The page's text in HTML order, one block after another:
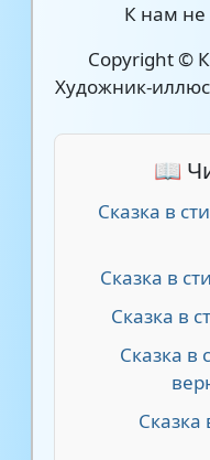
К нам не
Copyright ©
Художник-
📖
Сказка в
Сказка в
Сказка в
Сказка в
Сказка